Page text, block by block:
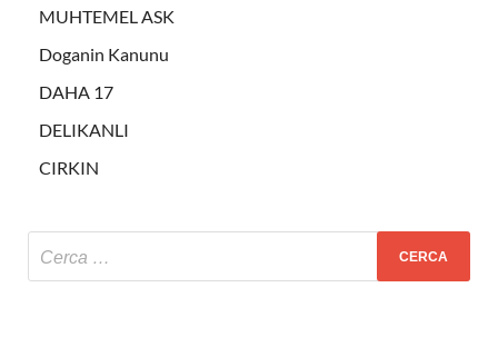
MUHTEMEL ASK
Doganin Kanunu
DAHA 17
DELIKANLI
CIRKIN